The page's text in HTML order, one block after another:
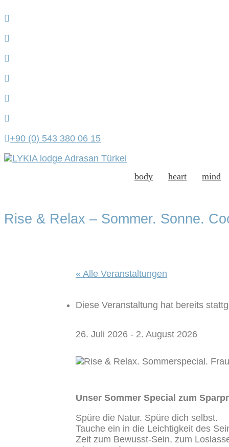
+90 (0) 543 380 06 15
body heart mind
Rise & Relax – Sommer. Sonne.
« Alle Veranstaltungen
Diese Veranstaltung hat bereits
26. Juli 2026 - 2. August 2026
Unser Sommer Special zum
Spüre die Natur. Spüre dich selbst.
Tauche ein in die Leichtigkeit des
Zeit zum Bewusst-Sein, zum